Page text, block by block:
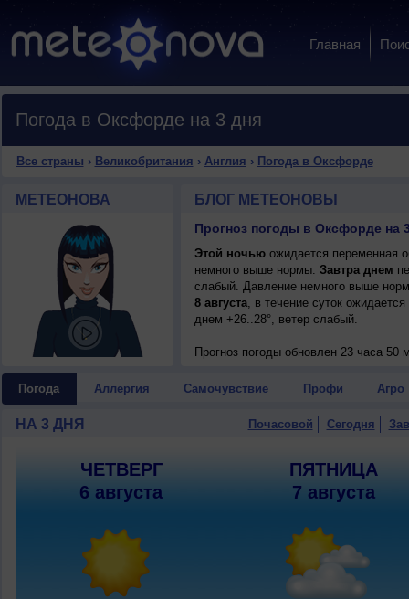
Главная
Погода в Оксфорде на 3 дня
Все страны › Великобритания › Англия › Погода в Оксфорде
МЕТЕОНОВА БЛОГ МЕТЕОНОВЫ
Прогноз погоды в Оксфорде на
Этой ночьюожидается переменная
немного выше нормы. Завтра днем
слабый. Давление немного выше
8 августа, в течение суток
днем +26..28°, ветер слабый.
Прогноз погоды обновлен 23 часа 50
Погода Аллергия Самочувствие Профи Агро
НА 3 ДНЯ Почасовой Сегодня
ЧЕТВЕРГ
6 августа
ПЯТНИЦА
7 августа